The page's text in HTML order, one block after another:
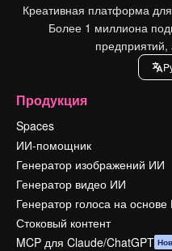
Креативная платформа
Более 1 миллиона
предприятий,
Продукция
Spaces
ИИ-помощник
Генератор изображений ИИ
Генератор видео ИИ
Генератор голоса на
Стоковый контент
MCP для Claude/ChatGPT